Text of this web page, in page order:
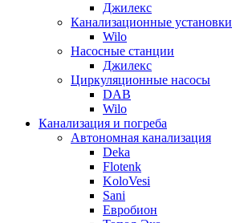
Джилекс
Канализационные установки
Wilo
Насосные станции
Джилекс
Циркуляционные насосы
DAB
Wilo
Канализация и погреба
Автономная канализация
Deka
Flotenk
KoloVesi
Sani
Евробион